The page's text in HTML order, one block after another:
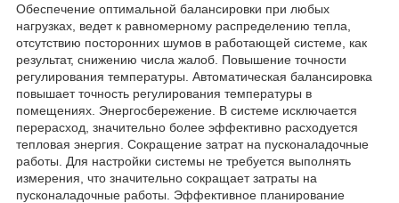
Обеспечение оптимальной балансировки при любых
нагрузках, ведет к равномерному распределению тепла,
отсутствию посторонних шумов в работающей системе, как
результат, снижению числа жалоб. Повышение точности
регулирования температуры. Автоматическая балансировка
повышает точность регулирования температуры в
помещениях. Энергосбережение. В системе исключается
перерасход, значительно более эффективно расходуется
тепловая энергия. Сокращение затрат на пусконаладочные
работы. Для настройки системы не требуется выполнять
измерения, что значительно сокращает затраты на
пусконаладочные работы. Эффективное планирование